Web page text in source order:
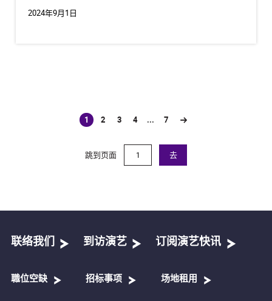
2024年9月1日
1
(current)
2 3 4 ... 7
跳到页面 去
联络我们 到访演艺 订阅演艺快讯
職位空缺 招标事项 场地租用